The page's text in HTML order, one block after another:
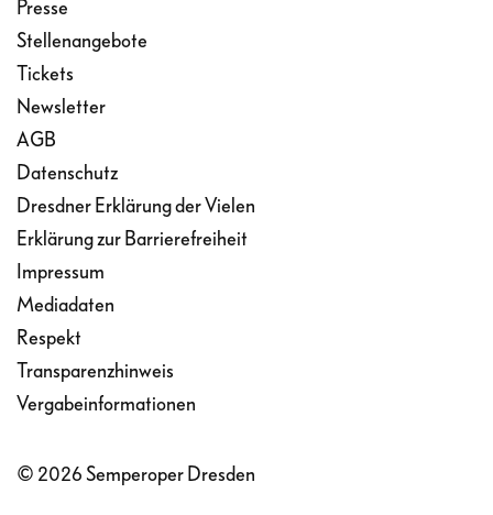
Presse
Stellenangebote
Tickets
Newsletter
AGB
Datenschutz
Dresdner Erklärung der Vielen
Erklärung zur Barrierefreiheit
Impressum
Mediadaten
Respekt
Transparenzhinweis
Vergabeinformationen
© 2026 Semperoper Dresden